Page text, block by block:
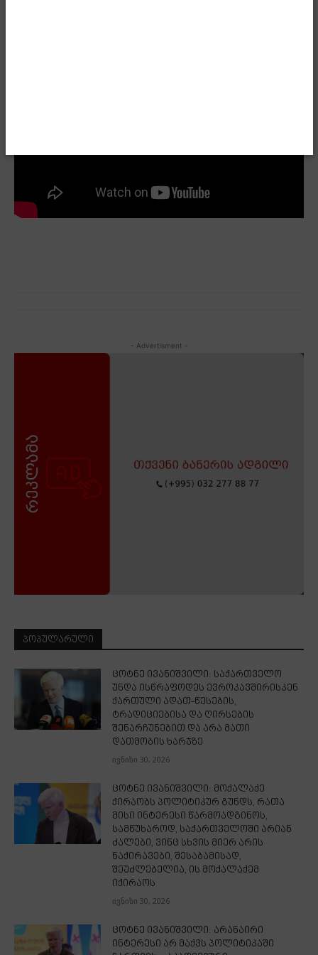
- Advertisment -
ᲞᲝᲞᲣᲚᲐᲠᲣᲚᲘ
ცოტნე ივანიშვილი: საქართველო
უნდა ისწრაფოდეს ევროკავშირისკენ
ქართული ადათ-წესების,
ტრადიციებისა და ღირსების
შენარჩუნებით და არა მათი
დათმობის ხარჯზე
ივნისი 30, 2026
ცოტნე ივანიშვილი: მოქალაქე
ქირაობს პოლიტიკურ გუნდს, რათა
მისი ინტერესი წარმოადგინოს,
სამწუხაროდ, საქართველოში არიან
ძალები, ვინც სხვის მიერ არის
ნაქირავები, შესაბამისად,
შეუძლებელია, ის მოქალაქემ
იქირაოს
ივნისი 30, 2026
ცოტნე ივანიშვილი: არანაირი
ინტერესი არ მაქვს პოლიტიკაში